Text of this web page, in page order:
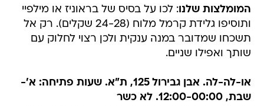
המומלצות שלנו: לכו על בסיס של בראוניז או מילפיי
ותוסיפו גלידת קרמל מלוח (24-28 שקלים). רק אל
תשכחו שמדובר במנה ענקית ולכן רצוי לחלוק עם
שותך ואפילו שניים.
או-לה-לה. אבן גבירול 125, ת"א. שעות פתיחה: א'-
שבת, 12:00-00:00. לא כשר